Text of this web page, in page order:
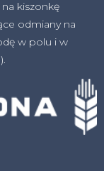
kiszonkę
odmiany na
w polu i w